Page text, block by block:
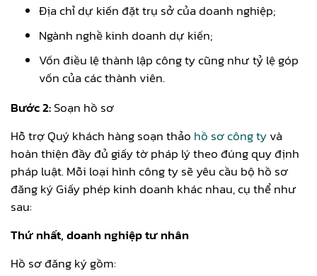
Địa chỉ dự kiến đặt trụ sở của doanh nghiệp;
Ngành nghề kinh doanh dự kiến;
Vốn điều lệ thành lập công ty cũng như tỷ lệ góp
vốn của các thành viên.
Bước 2:Soạn hồ sơ
Hỗ trợ Quý khách hàng soạn thảo hồ sơ công tyvà
hoàn thiện đầy đủ giấy tờ pháp lý theo đúng quy định
pháp luật. Mỗi loại hình công ty sẽ yêu cầu bộ hồ sơ
đăng ký Giấy phép kinh doanh khác nhau, cụ thể như
sau:
Thứ nhất, doanh nghiệp tư nhân
Hồ sơ đăng ký gồm: